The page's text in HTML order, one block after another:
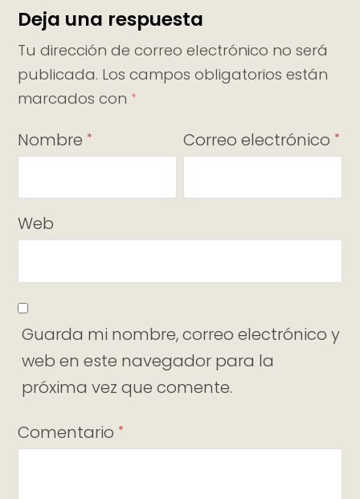
Deja una respuesta
Tu dirección de correo electrónico no será
publicada. Los campos obligatorios están
marcados con *
Nombre * Correo electrónico *
Web
Guarda mi nombre, correo electrónico y
web en este navegador para la
próxima vez que comente.
Comentario *